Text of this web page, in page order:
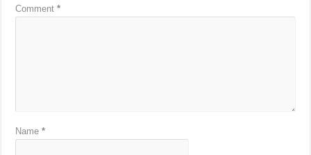
Comment*
Name*